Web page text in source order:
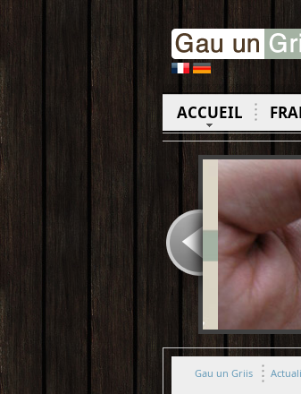
ACCUEIL
Gau un Griis